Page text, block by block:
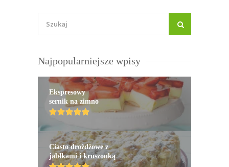
Najpopularniejsze wpisy
Ekspresowy
sernik na zimno
Ciasto drożdżowe z
jabłkami i kruszonką